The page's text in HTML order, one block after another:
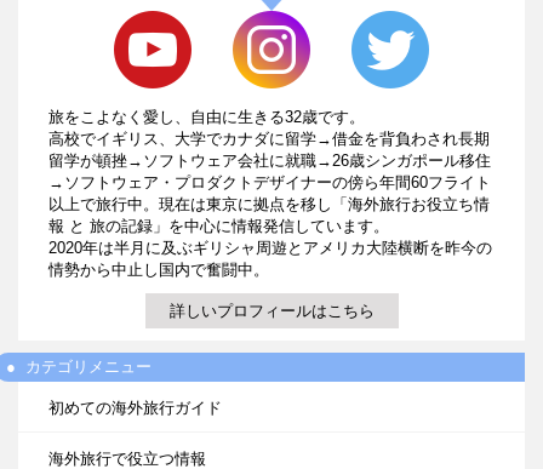
旅をこよなく愛し、自由に生きる32歳です。
高校でイギリス、大学でカナダに留学→借金を背負わされ長期
留学が頓挫→ソフトウェア会社に就職→26歳シンガポール移住
→ソフトウェア・プロダクトデザイナーの傍ら年間60フライト
以上で旅行中。現在は東京に拠点を移し「海外旅行お役立ち情
報 と 旅の記録」を中心に情報発信しています。
2020年は半月に及ぶギリシャ周遊とアメリカ大陸横断を昨今の
情勢から中止し国内で奮闘中。
詳しいプロフィールはこちら
カテゴリメニュー
初めての海外旅行ガイド
海外旅行で役立つ情報